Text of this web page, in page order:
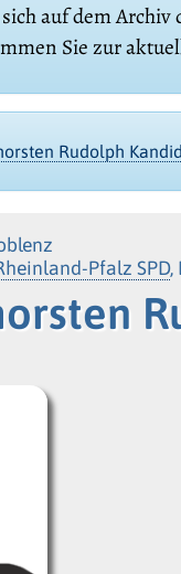
auf dem
Sie zur
Rudolph
Pfalz SPD,